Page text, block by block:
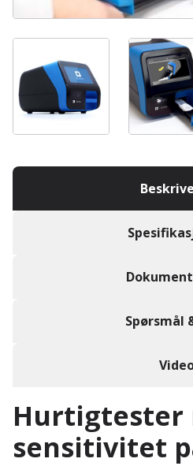
Spørsmål
Hurtigtester
sensitivitet